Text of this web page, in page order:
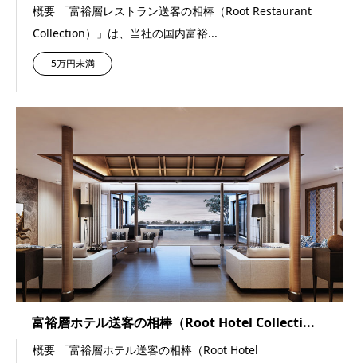
概要 「富裕層レストラン送客の相棒（Root Restaurant
Collection）」は、当社の国内富裕...
5万円未満
富裕層ホテル送客の相棒（Root Hotel Collecti...
概要 「富裕層ホテル送客の相棒（Root Hotel